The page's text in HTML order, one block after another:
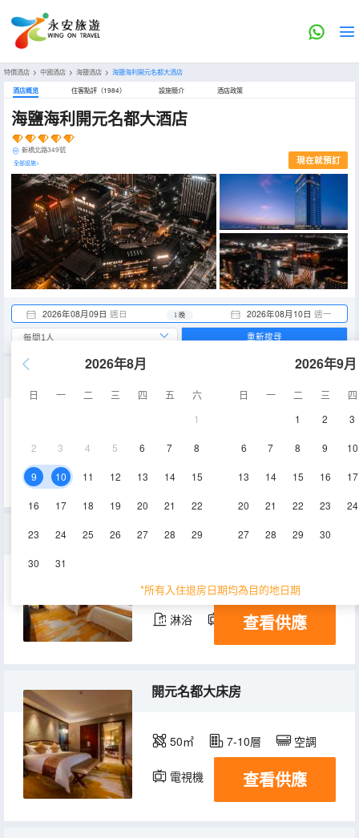
特價酒店 > 中國酒店 > 海鹽酒店 > 海鹽海利開元名都大酒店
酒店概览 住客點評（1984） 設施簡介 酒店政策
海鹽海利開元名都大酒店
新橋北路349號
全部設施> 現在就預訂
2026年08月09日 週日 2026年08月10日 週一
1 晚
2026年8月
日 一 二 三 四 五
六
1
2 3 4 5 6 7 8
9 10 11 12 13 14 15
16 17 18 19 20 21 22
23 24 25 26 27 28 29
30 31
2026年9月
日 一 二 三
四
1
2 3
6 7 8 9 10
13 14 15 16 17
20 21 22 23 24
27 28 29 30
*所有入住退房日期均為目的地日期
重新搜尋
空調
豪華雙床房
50㎡ 11-21層
淋浴 電視機 冰箱
查看供應
開元名都大床房
50㎡ 7-10層 空調
電視機 冰箱
查看供應